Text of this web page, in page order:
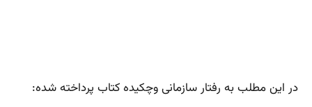
در این مطلب به رفتار سازمانی وچکیده کتاب پرداخته شده: